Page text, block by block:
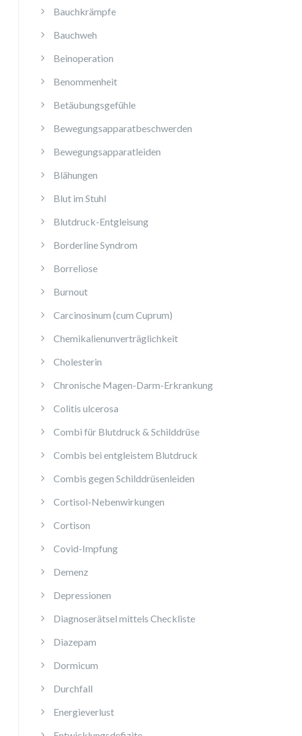
Bauchkrämpfe
Bauchweh
Beinoperation
Benommenheit
Betäubungsgefühle
Bewegungsapparatbeschwerden
Bewegungsapparatleiden
Blähungen
Blut im Stuhl
Blutdruck-Entgleisung
Borderline Syndrom
Borreliose
Burnout
Carcinosinum (cum Cuprum)
Chemikalienunverträglichkeit
Cholesterin
Chronische Magen-Darm-Erkrankung
Colitis ulcerosa
Combi für Blutdruck & Schilddrüse
Combis bei entgleistem Blutdruck
Combis gegen Schilddrüsenleiden
Cortisol-Nebenwirkungen
Cortison
Covid-Impfung
Demenz
Depressionen
Diagnoserätsel mittels Checkliste
Diazepam
Dormicum
Durchfall
Energieverlust